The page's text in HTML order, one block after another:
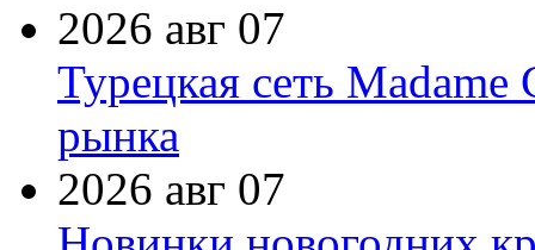
2026 авг 07
Турецкая сеть Madame
рынка
2026 авг 07